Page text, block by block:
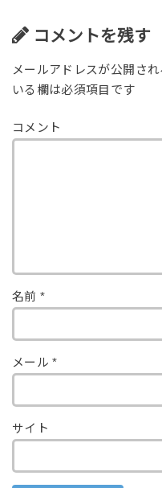
コメントを残す
メールアドレスが公開さ
いる欄は必須項目です
コメント
名前 *
メール*
サイト